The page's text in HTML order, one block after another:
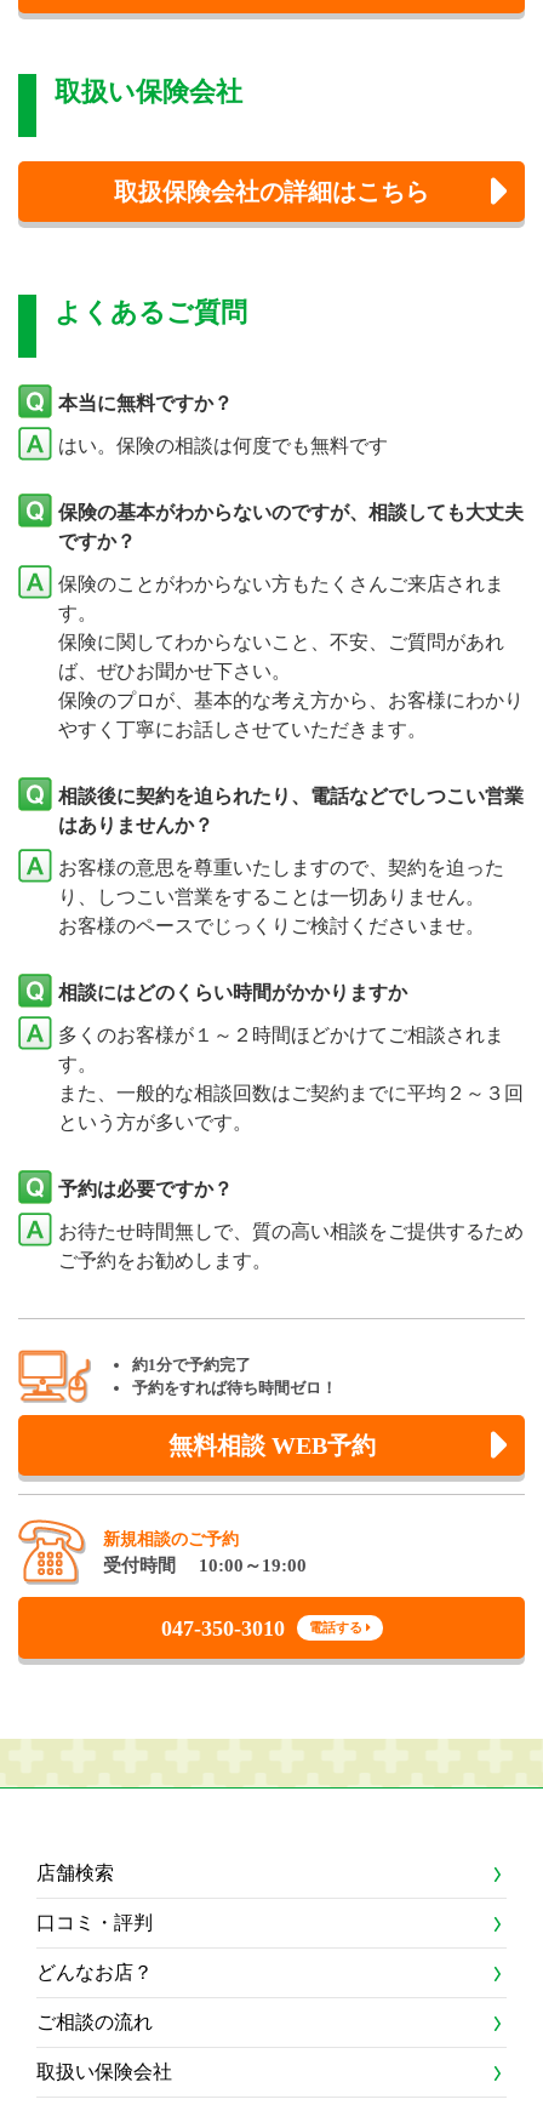
取扱い保険会社
取扱保険会社の詳細はこちら
よくあるご質問
本当に無料ですか？
はい。保険の相談は何度でも無料です
保険の基本がわからないのですが、相談しても大丈夫
ですか？
保険のことがわからない方もたくさんご来店されま
す。
保険に関してわからないこと、不安、ご質問があれ
ば、ぜひお聞かせ下さい。
保険のプロが、基本的な考え方から、お客様にわかり
やすく丁寧にお話しさせていただきます。
相談後に契約を迫られたり、電話などでしつこい営業
はありませんか？
お客様の意思を尊重いたしますので、契約を迫った
り、しつこい営業をすることは一切ありません。
お客様のペースでじっくりご検討くださいませ。
相談にはどのくらい時間がかかりますか
多くのお客様が１～２時間ほどかけてご相談されま
す。
また、一般的な相談回数はご契約までに平均２～３回
という方が多いです。
予約は必要ですか？
お待たせ時間無しで、質の高い相談をご提供するため
ご予約をお勧めします。
約1分で予約完了
予約をすれば待ち時間ゼロ！
無料相談 WEB予約
新規相談のご予約
受付時間 10:00～19:00
047-350-3010 電話する
店舗検索
口コミ・評判
どんなお店？
ご相談の流れ
取扱い保険会社